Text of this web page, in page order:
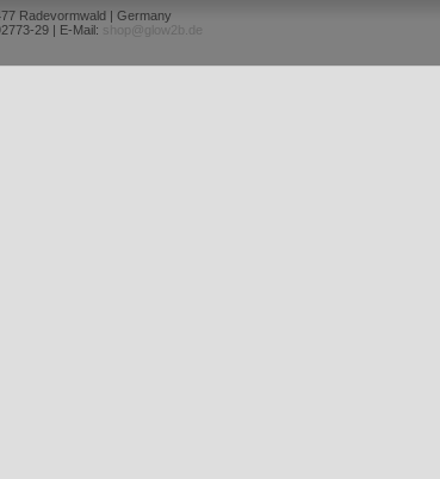
Radevormwald | Germany
29 | E-Mail:
shop@glow2b.de